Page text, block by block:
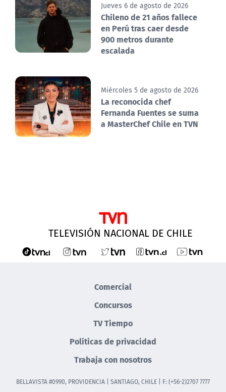
Jueves 6 de agosto de 2026
Chileno de 21 años fallece
en Perú tras caer desde
900 metros durante
escalada
Miércoles 5 de agosto de 2026
La reconocida chef
Fernanda Fuentes se suma
a MasterChef Chile en TVN
TELEVISIÓN NACIONAL DE CHILE
Comercial
Concursos
TV Tiempo
Políticas de privacidad
Trabaja con nosotros
BELLAVISTA #0990, PROVIDENCIA | SANTIAGO, CHILE | F: (+56-2)2707 7777